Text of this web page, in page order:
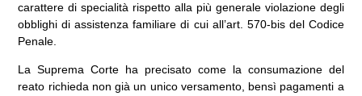
carattere dispecialità rispetto alla più generale violazione degli
obblighi di assistenza familiare di cui all’art. 570-bis del Codice
Penale
La Suprema Corte ha precisato come la consumazione del
reato richieda non già un unico versamento, bensì pagamenti a